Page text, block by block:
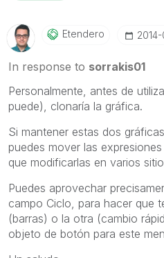
Etendero
In response to sorrakis01
Personalmente, antes de
puede), clonaría la gráfica.
Si mantener estas dos
puedes mover las
que modificarlas en varios
Puedes aprovechar
campo Ciclo, para hacer que
(barras) o la otra (cambio
objeto de botón para este